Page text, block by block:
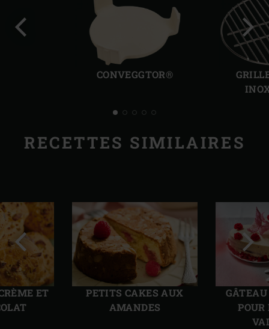
CONVEGGTOR®
RECETTES SIMILAIRES
ET
PETITS CAKES AUX
AMANDES
Diapo
précédente